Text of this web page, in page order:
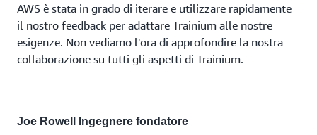
AWS è stata in grado di iterare e utilizzare rapidamente
il nostro feedback per adattare Trainium alle nostre
esigenze. Non vediamo l'ora di approfondire la nostra
collaborazione su tutti gli aspetti di Trainium.
Joe Rowell Ingegnere fondatore